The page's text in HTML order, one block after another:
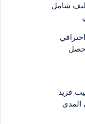
شامل
واحصل
لتركيب فريد
المدى